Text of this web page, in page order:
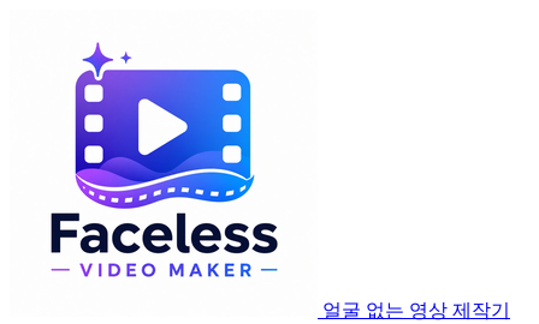
얼굴 없는 영상 제작기